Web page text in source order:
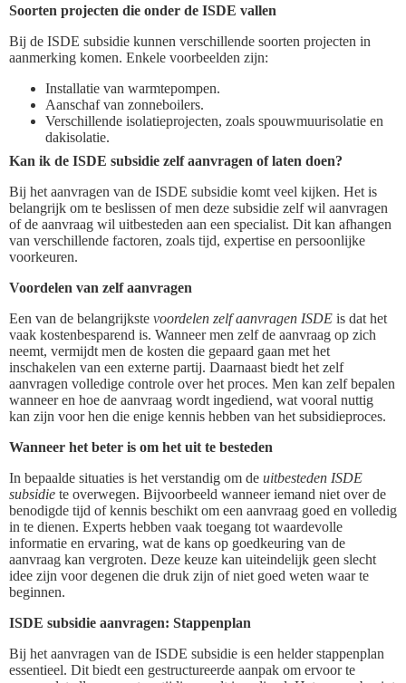
Soorten projecten die onder de ISDE vallen
Bij de ISDE subsidie kunnen verschillende soorten projecten in
aanmerking komen. Enkele voorbeelden zijn:
Installatie van warmtepompen.
Aanschaf van zonneboilers.
Verschillende isolatieprojecten, zoals spouwmuurisolatie en
dakisolatie.
Kan ik de ISDE subsidie zelf aanvragen of laten doen?
Bij het aanvragen van de ISDE subsidie komt veel kijken. Het is
belangrijk om te beslissen of men deze subsidie zelf wil aanvragen
of de aanvraag wil uitbesteden aan een specialist. Dit kan afhangen
van verschillende factoren, zoals tijd, expertise en persoonlijke
voorkeuren.
Voordelen van zelf aanvragen
Een van de belangrijkste voordelen zelf aanvragen ISDE is dat het
vaak kostenbesparend is. Wanneer men zelf de aanvraag op zich
neemt, vermijdt men de kosten die gepaard gaan met het
inschakelen van een externe partij. Daarnaast biedt het zelf
aanvragen volledige controle over het proces. Men kan zelf bepalen
wanneer en hoe de aanvraag wordt ingediend, wat vooral nuttig
kan zijn voor hen die enige kennis hebben van het subsidieproces.
Wanneer het beter is om het uit te besteden
In bepaalde situaties is het verstandig om de uitbesteden ISDE
subsidie te overwegen. Bijvoorbeeld wanneer iemand niet over de
benodigde tijd of kennis beschikt om een aanvraag goed en volledig
in te dienen. Experts hebben vaak toegang tot waardevolle
informatie en ervaring, wat de kans op goedkeuring van de
aanvraag kan vergroten. Deze keuze kan uiteindelijk geen slecht
idee zijn voor degenen die druk zijn of niet goed weten waar te
beginnen.
ISDE subsidie aanvragen: Stappenplan
Bij het aanvragen van de ISDE subsidie is een helder stappenplan
essentieel. Dit biedt een gestructureerde aanpak om ervoor te